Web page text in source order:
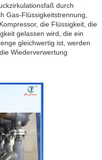
durch
Gas-Flüssigkeitstrennung,
die Flüssigkeit, die
gelassen wird, die ein
gleichwertig ist, werden
Wiederverwertung